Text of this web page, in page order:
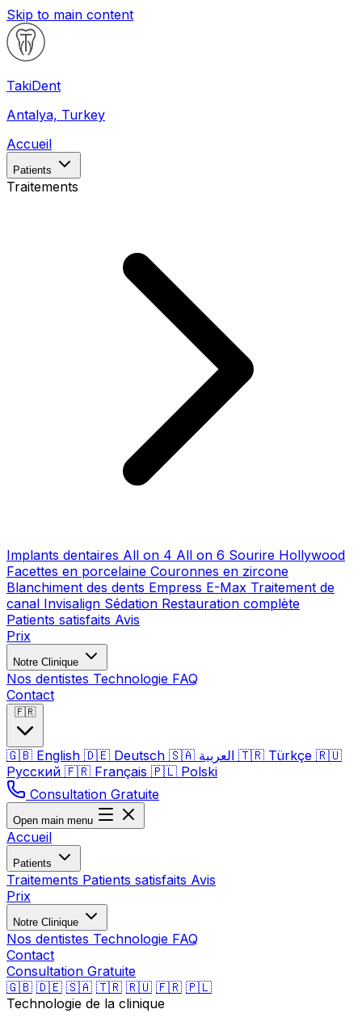
Skip to main content
TakiDent
Antalya, Turkey
Accueil
Patients
Traitements
Implants dentaires All on 4 All on 6 Sourire Hollywood
Facettes en porcelaine Couronnes en zircone
Blanchiment des dents Empress E-Max Traitement de
canal Invisalign Sédation Restauration complète
Patients satisfaits Avis
Prix
Notre Clinique
Nos dentistes Technologie FAQ
Contact
🇫🇷
🇬🇧 English 🇩🇪 Deutsch 🇸🇦 🇹🇷 Türkçe 🇷🇺
Русский 🇫🇷 Français 🇵🇱 Polski
Consultation Gratuite
Open main menu
Accueil
Patients
Traitements Patients satisfaits Avis
Prix
Notre Clinique
Nos dentistes Technologie FAQ
Contact
Consultation Gratuite
🇬🇧 🇩🇪 🇸🇦 🇹🇷 🇷🇺 🇫🇷 🇵🇱
Technologie de la clinique